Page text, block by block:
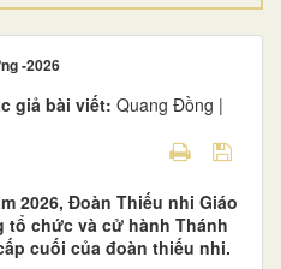
-2026
giả bài viết: Quang Đồng |
2026, Đoàn Thiếu nhi Giáo
tổ chức và cử hành Thánh
cuối của đoàn thiếu nhi.